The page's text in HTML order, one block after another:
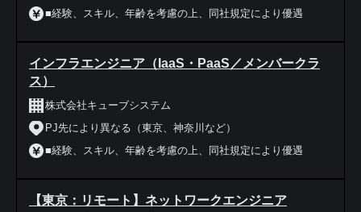
■経験、スキル、年齢を考慮の上、同社規定により優遇
インフラエンジニア（IaaS・PaaS／メンバークラ
ス）
株式会社キューブシステム
PJ先により異なる（東京、神奈川など）
■経験、スキル、年齢を考慮の上、同社規定により優遇
【東京：リモート】ネットワークエンジニア